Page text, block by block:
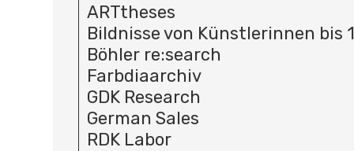
ARTtheses
Bildnisse von Künstlerinnen bis
Böhler re:search
Farbdiaarchiv
GDK Research
German Sales
RDK Labor